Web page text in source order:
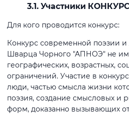
3.1. Участники
Для кого проводится конкурс:
Конкурс современной поэзии
Шварца Чорного "АПНОЭ" не
географических, возрастных,
ограничений. Участие в
люди, частью смысла жизни
поэзия, создание смысловых и
форм, доказанно вызывающих